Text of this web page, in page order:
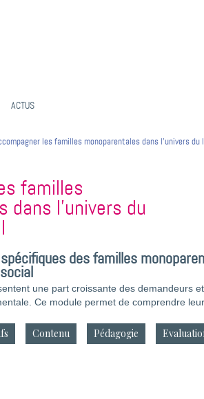
ACTUS
les familles monoparentales dans l’univers du
familles
dans l’univers du
des familles
une part croissante des demandeurs
Ce module permet de comprendre
Contenu Pédagogie